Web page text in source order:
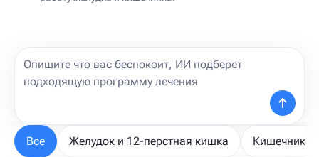
Все Желудок и 12-перстная кишка Кишечник